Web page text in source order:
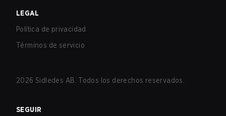
LEGAL
Política de privacidad
Términos de servicio
2026 Sidledes AB. Todos los derechos reservados.
SEGUIR